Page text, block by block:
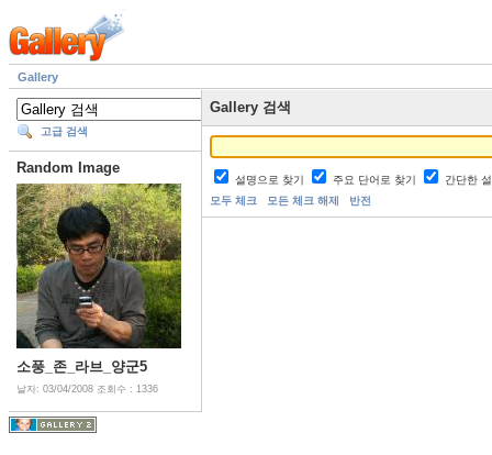
Gallery
고급 검색
Random Image
소풍_존_라브_양군5
날자: 03/04/2008 조회수 : 1336
Gallery 검색
설명으로 찾기 주요 단어로 찾기
간단한
모두 체크
모든 체크 해제 반전